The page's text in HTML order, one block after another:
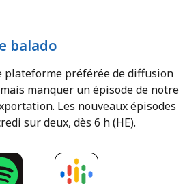
balado
plateforme préférée de diffusion
manquer un épisode de notre
Les nouveaux épisodes
sur deux, dès 6 h (HE).